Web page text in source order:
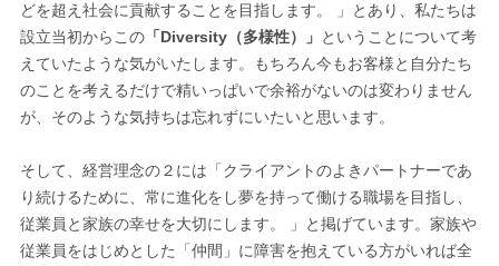
どを超え社会に貢献することを目指します。 」とあり、私たちは
設立当初からこの「Diversity（多様性）」 ということについて考
えていたような気がいたします。もちろん今もお客様と自分たち
のことを考えるだけで精いっぱいで余裕がないのは変わりません
が、そのような気持ちは忘れずにいたいと思います。
そして、経営理念の２には「クライアントのよきパートナーであ
り続けるために、常に進化をし夢を持って働ける職場を目指し、
従業員と家族の幸せを大切にします。 」と掲げています。家族や
従業員をはじめとした「仲間」に障害を抱えている方がいれば全